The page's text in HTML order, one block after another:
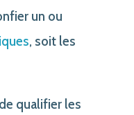
un ou
, soit les
qualifier les